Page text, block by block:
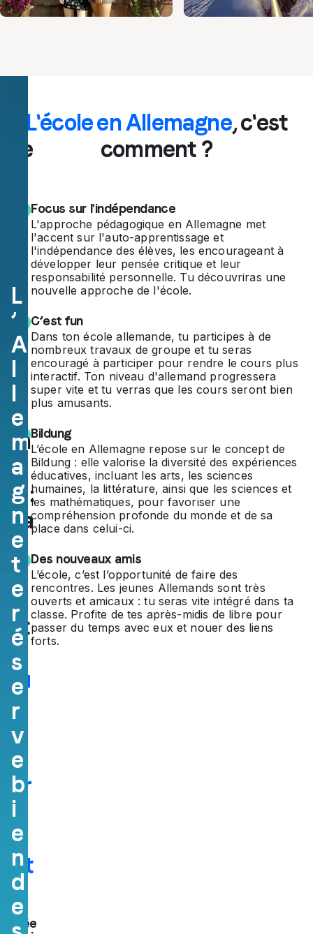
sse
sc
ola
ire
en
All
em
ag
ne :
à la
dé
co
uv
ert
d’u
n
pa
ys
sur
pr
en
ant
Année
L
’
A
l
l
e
m
a
g
n
e
t
e
r
é
s
e
r
v
e
b
i
e
n
d
e
L'école en Allemagne, c'est
comment ?
Focus sur l'indépendance
L'approche pédagogique en Allemagne met
l'accent sur l'auto-apprentissage et
l'indépendance des élèves, les encourageant à
développer leur pensée critique et leur
responsabilité personnelle. Tu découvriras une
nouvelle approche de l'école.
C’est fun
Dans ton école allemande, tu participes à de
nombreux travaux de groupe et tu seras
encouragé à participer pour rendre le cours plus
interactif. Ton niveau d'allemand progressera
super vite et tu verras que les cours seront bien
plus amusants.
Bildung
L’école en Allemagne repose sur le concept de
Bildung : elle valorise la diversité des expériences
éducatives, incluant les arts, les sciences
humaines, la littérature, ainsi que les sciences et
les mathématiques, pour favoriser une
compréhension profonde du monde et de sa
place dans celui-ci.
Des nouveaux amis
L’école, c’est l’opportunité de faire des
rencontres. Les jeunes Allemands sont très
ouverts et amicaux : tu seras vite intégré dans ta
classe. Profite de tes après-midis de libre pour
passer du temps avec eux et nouer des liens
forts.